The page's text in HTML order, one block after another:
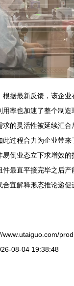
据最新反馈，该企
率也加速了整个制
的灵活性被延续汇
过程合力为企业带
倒业态立下求增效
最直平接完毕之后
宜解释形态推论递促
www.utaiguo.com/
08-04 19:38:48